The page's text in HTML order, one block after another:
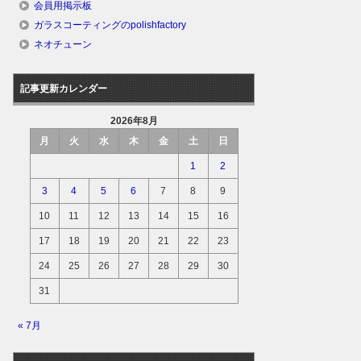
会員用掲示板
ガラスコーティングのpolishfactory
ネオチューン
記事更新カレンダー
2026年8月
月
火 水 木 金 土 日
1 2
3 4 5 6 7 8 9
10 11 12 13 14 15 16
17 18 19 20 21 22 23
24 25 26 27 28 29 30
31
« 7月